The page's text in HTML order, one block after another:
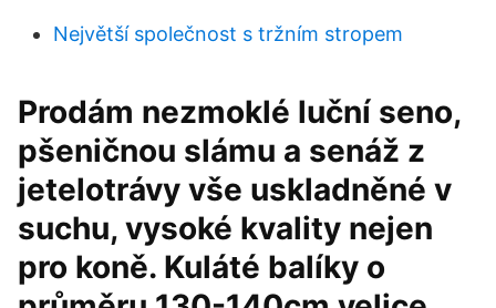
Největší společnost s tržním stropem
Prodám nezmoklé luční seno,
pšeničnou slámu a senáž z
jetelotrávy vše uskladněné v
suchu, vysoké kvality nejen
pro koně. Kuláté balíky o